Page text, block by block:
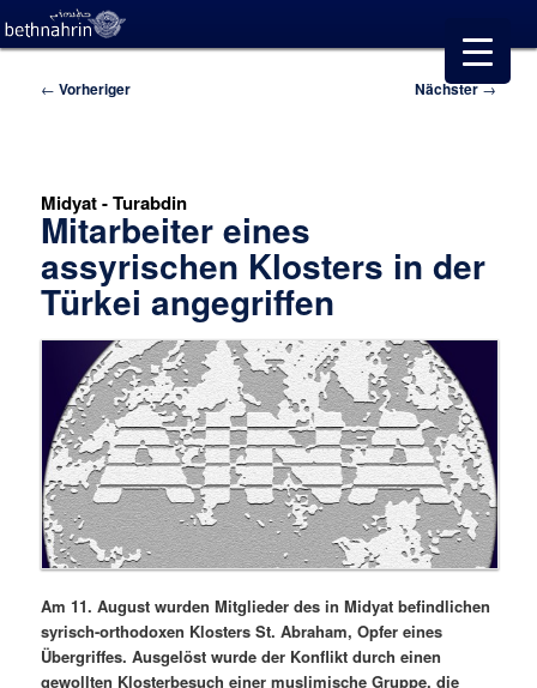
Beitragsnavigation
← Vorheriger Nächster→
Midyat - Turabdin
Mitarbeiter eines
assyrischen Klosters in der
Türkei angegriffen
Am 11. August wurden Mitglieder des in Midyat befindlichen
syrisch-orthodoxen Klosters St. Abraham, Opfer eines
Übergriffes. Ausgelöst wurde der Konflikt durch einen
gewollten Klosterbesuch einer muslimische Gruppe, die